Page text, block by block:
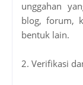
unggahan
blog, forum,
bentuk lain.
2. Verifikasi